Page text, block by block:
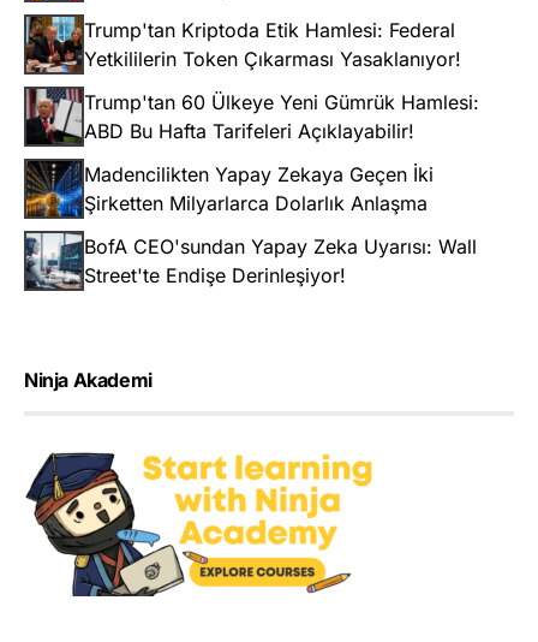
Trump'tan Kriptoda Etik Hamlesi: Federal
Yetkililerin Token Çıkarması Yasaklanıyor!
Trump'tan 60 Ülkeye Yeni Gümrük Hamlesi:
ABD Bu Hafta Tarifeleri Açıklayabilir!
Madencilikten Yapay Zekaya Geçen İki
Şirketten Milyarlarca Dolarlık Anlaşma
BofA CEO'sundan Yapay Zeka Uyarısı: Wall
Street'te Endişe Derinleşiyor!
Ninja Akademi